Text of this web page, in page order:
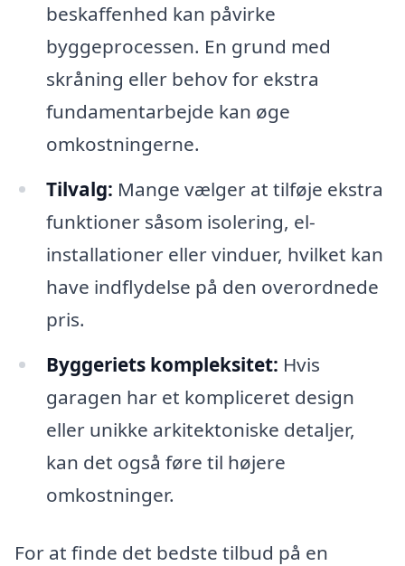
beskaffenhed kan påvirke
byggeprocessen. En grund med
skråning eller behov for ekstra
fundamentarbejde kan øge
omkostningerne.
Tilvalg: Mange vælger at tilføje ekstra
funktioner såsom isolering, el-
installationer eller vinduer, hvilket kan
have indflydelse på den overordnede
pris.
Byggeriets kompleksitet: Hvis
garagen har et kompliceret design
eller unikke arkitektoniske detaljer,
kan det også føre til højere
omkostninger.
For at finde det bedste tilbud på en